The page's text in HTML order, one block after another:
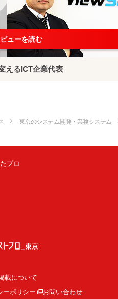
ューを読む
えるICT企業代表
東京のシステム開発・業務システム
プロ
載について
ーポリシー お問い合わせ